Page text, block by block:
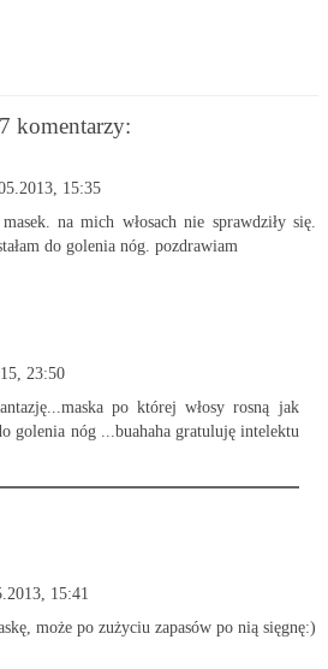
komentarzy:
15:35
na mich włosach nie sprawdziły się.
do golenia nóg. pozdrawiam
23:50
po której włosy rosną jak
golenia nóg ...buahaha gratuluję intelektu
15:41
może po zużyciu zapasów po nią sięgnę:)